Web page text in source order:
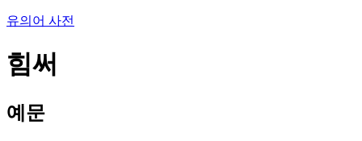
유의어 사전
힘써
예문